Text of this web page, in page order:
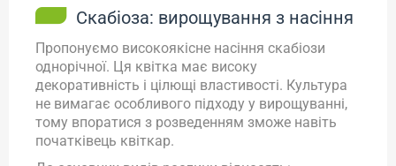
Скабіоза: вирощування з насіння
Пропонуємо високоякісне насіння скабіози
однорічної. Ця квітка має високу
декоративність і цілющі властивості. Культура
не вимагає особливого підходу у вирощуванні,
тому впоратися з розведенням зможе навіть
початківець квіткар.